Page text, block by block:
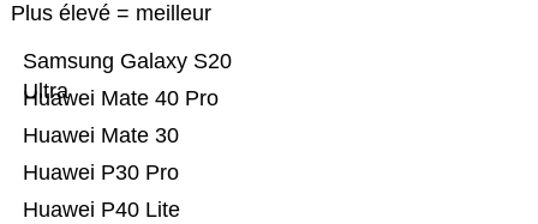
Plus élevé = meilleur
Huawei P40 Lite
Huawei P30 Pro
Huawei Mate 30
Huawei Mate 40 Pro
Samsung Galaxy S20
Ultra